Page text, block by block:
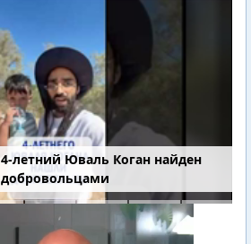
4-летний Юваль Коган найден
добровольцами